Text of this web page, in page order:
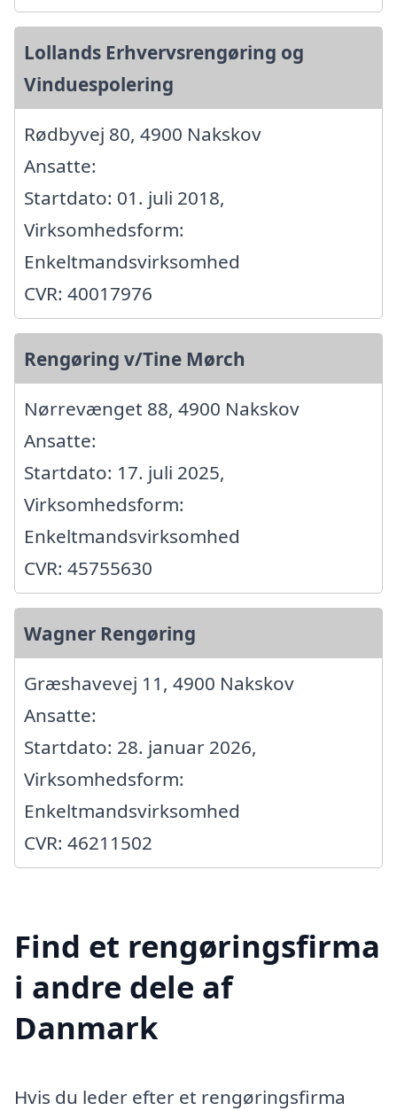
Lollands Erhvervsrengøring og
Vinduespolering
Rødbyvej 80, 4900 Nakskov
Ansatte:
Startdato: 01. juli 2018,
Virksomhedsform:
Enkeltmandsvirksomhed
CVR: 40017976
Rengøring v/Tine Mørch
Nørrevænget 88, 4900 Nakskov
Ansatte:
Startdato: 17. juli 2025,
Virksomhedsform:
Enkeltmandsvirksomhed
CVR: 45755630
Wagner Rengøring
Græshavevej 11, 4900 Nakskov
Ansatte:
Startdato: 28. januar 2026,
Virksomhedsform:
Enkeltmandsvirksomhed
CVR: 46211502
Find et rengøringsfirma
i andre dele af
Danmark
Hvis du leder efter et rengøringsfirma